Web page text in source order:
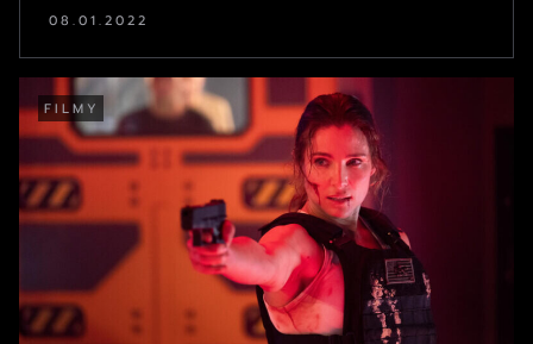
08.01.2022
FILMY